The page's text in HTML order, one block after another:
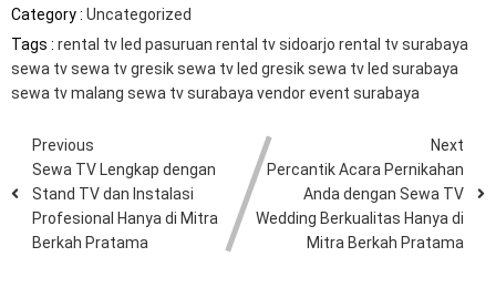
Category : Uncategorized
Tags : rental tv led pasuruan rental tv sidoarjo rental tv surabaya
sewa tvsewa tv gresiksewa tv led gresiksewa tv led surabaya
sewa tv malang sewa tv surabayavendor event surabaya
Previous
Sewa TV Lengkap dengan
Stand TV dan Instalasi
Profesional Hanya di Mitra
Berkah Pratama
Next
Percantik Acara Pernikahan
Anda dengan Sewa TV
Wedding Berkualitas Hanya di
Mitra Berkah Pratama